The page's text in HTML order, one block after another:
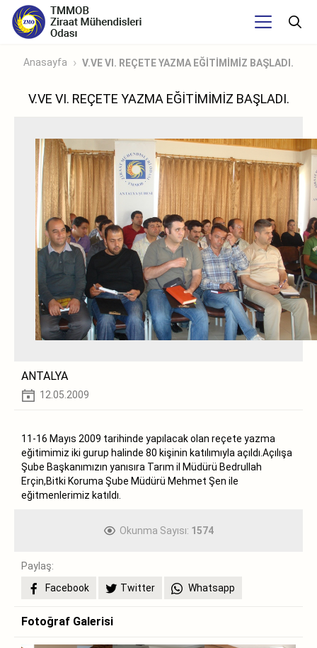
Anasayfa V.VE VI. REÇETE YAZMA EĞİTİMİMİZ BAŞLADI.
V.VE VI. REÇETE YAZMA EĞİTİMİMİZ BAŞLADI.
ANTALYA
12.05.2009
11-16 Mayıs 2009 tarihinde yapılacak olan reçete yazma
eğitimimiz iki gurup halinde 80 kişinin katılımıyla açıldı.Açılışa
Şube Başkanımızın yanısıra Tarım il Müdürü Bedrullah
Erçin,Bitki Koruma Şube Müdürü Mehmet Şen ile
eğitmenlerimiz katıldı.
Okunma Sayısı: 1574
Paylaş:
Facebook
Twitter Whatsapp
Fotoğraf Galerisi